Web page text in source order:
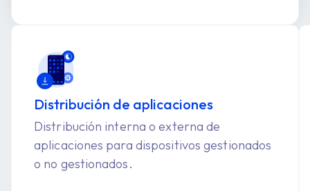
Distribución de aplicaciones
Distribución interna o externa de
aplicaciones para dispositivos gestionados
o no gestionados.